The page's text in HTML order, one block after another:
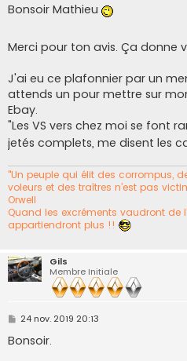
Bonsoir Mathieu
Merci pour ton avis. Ça donne
J'ai eu ce plafonnier par un
attends un pour mettre sur
Ebay.
"Les VS vers chez moi se font
jetés complets, me disent les
"Un peuple qui élit des corrompus,
voleurs et des traîtres n’est pas
Orwell
Quand les excréments vaudront de
appartiendront plus !!
Gils
Membre Initiale
M
s
s
24 nov. 2019 20:13
Bonsoir.